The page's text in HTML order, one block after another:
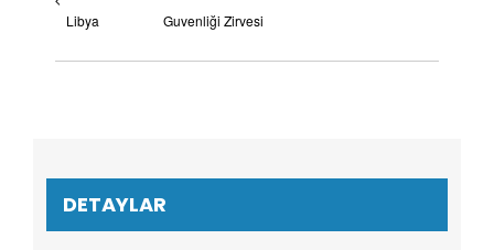
Libya
Guvenliği Zirvesi
DETAYLAR